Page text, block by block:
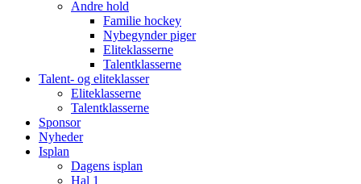
Andre hold
Familie hockey
Nybegynder piger
Eliteklasserne
Talentklasserne
Talent- og eliteklasser
Eliteklasserne
Talentklasserne
Sponsor
Nyheder
Isplan
Dagens isplan
Hal 1